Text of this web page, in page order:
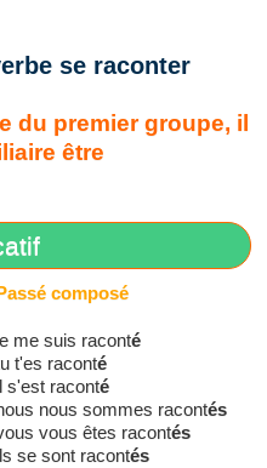
se raconter
du premier groupe, il
être
composé
me suis raconté
t'es raconté
s'est raconté
nous sommes racontés
vous êtes racontés
se sont racontés